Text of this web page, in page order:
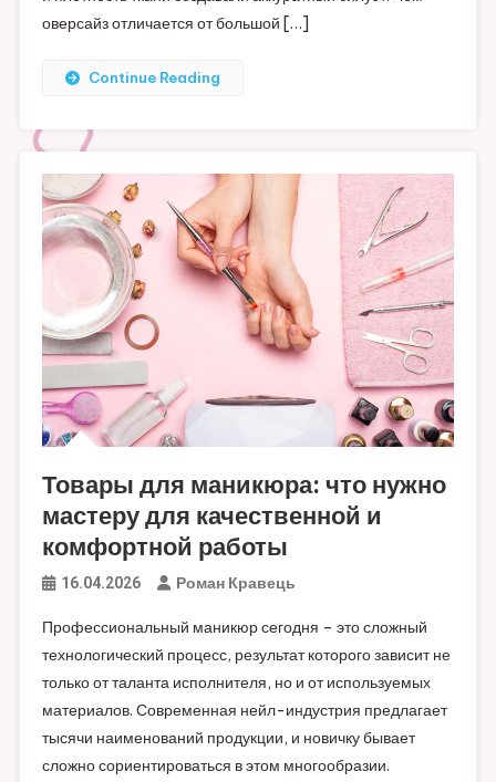
оверсайз отличается от большой […]
Continue Reading
Товары для маникюра: что нужно
мастеру для качественной и
комфортной работы
16.04.2026 Роман Кравець
Профессиональный маникюр сегодня – это сложный
технологический процесс, результат которого зависит не
только от таланта исполнителя, но и от используемых
материалов. Современная нейл-индустрия предлагает
тысячи наименований продукции, и новичку бывает
сложно сориентироваться в этом многообразии.